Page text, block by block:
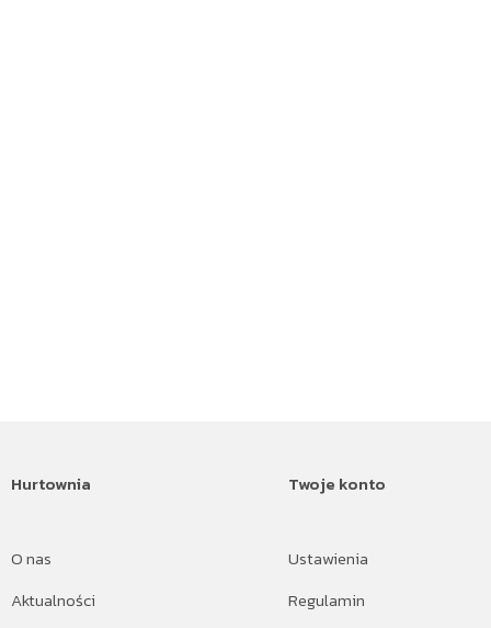
Hurtownia
O nas
Aktualności
Twoje konto
Ustawienia
Regulamin